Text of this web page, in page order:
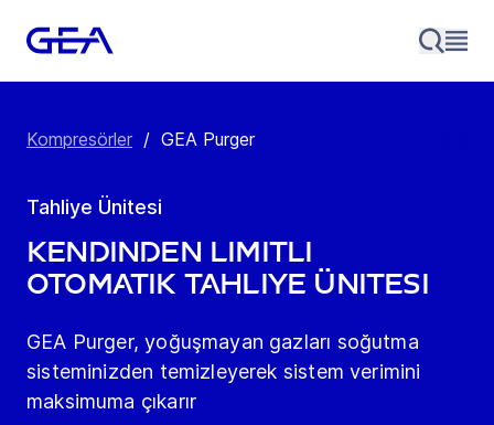
Kompresörler / GEA Purger
Tahliye Ünitesi
Kendinden Limitli
Otomatik Tahliye Ünitesi
GEA Purger, yoğuşmayan gazları soğutma
sisteminizden temizleyerek sistem verimini
maksimuma çıkarır